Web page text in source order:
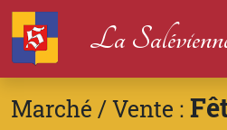
La
Marché / Vente :